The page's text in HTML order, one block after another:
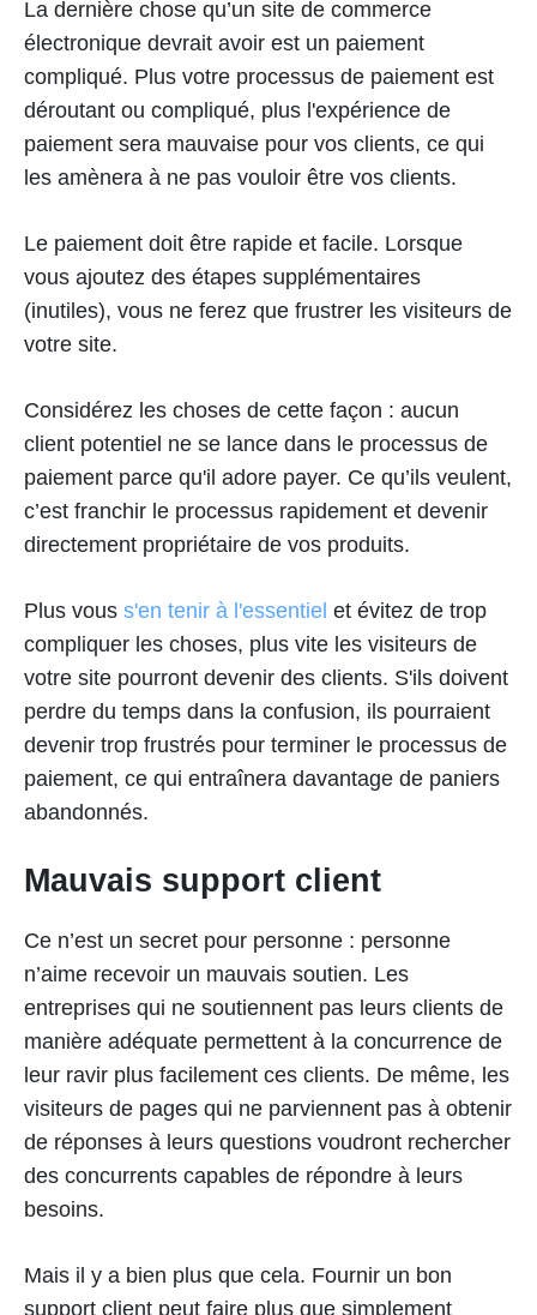
La dernière chose qu’un site de commerce
électronique devrait avoir est un paiement
compliqué. Plus votre processus de paiement est
déroutant ou compliqué, plus l'expérience de
paiement sera mauvaise pour vos clients, ce qui
les amènera à ne pas vouloir être vos clients.
Le paiement doit être rapide et facile. Lorsque
vous ajoutez des étapes supplémentaires
(inutiles), vous ne ferez que frustrer les visiteurs de
votre site.
Considérez les choses de cette façon : aucun
client potentiel ne se lance dans le processus de
paiement parce qu'il adore payer. Ce qu’ils veulent,
c’est franchir le processus rapidement et devenir
directement propriétaire de vos produits.
Plus vous s'en tenir à l'essentiel et évitez de trop
compliquer les choses, plus vite les visiteurs de
votre site pourront devenir des clients. S'ils doivent
perdre du temps dans la confusion, ils pourraient
devenir trop frustrés pour terminer le processus de
paiement, ce qui entraînera davantage de paniers
abandonnés.
Mauvais support client
Ce n’est un secret pour personne : personne
n’aime recevoir un mauvais soutien. Les
entreprises qui ne soutiennent pas leurs clients de
manière adéquate permettent à la concurrence de
leur ravir plus facilement ces clients. De même, les
visiteurs de pages qui ne parviennent pas à obtenir
de réponses à leurs questions voudront rechercher
des concurrents capables de répondre à leurs
besoins.
Mais il y a bien plus que cela. Fournir un bon
support client peut faire plus que simplement